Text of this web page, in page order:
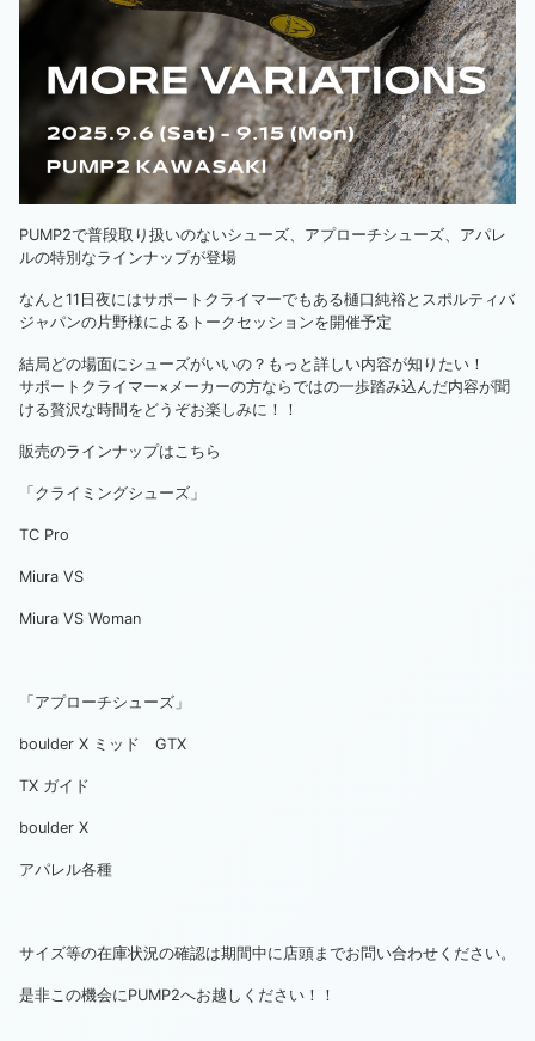
PUMP2で普段取り扱いのないシューズ、アプローチシューズ、アパレ
ルの特別なラインナップが登場
なんと11日夜にはサポートクライマーでもある樋口純裕とスポルティバ
ジャパンの片野様によるトークセッションを開催予定
結局どの場面にシューズがいいの？もっと詳しい内容が知りたい！
サポートクライマー×メーカーの方ならではの一歩踏み込んだ内容が聞
ける贅沢な時間をどうぞお楽しみに！！
販売のラインナップはこちら
「クライミングシューズ」
TC Pro
Miura VS
Miura VS Woman
「アプローチシューズ」
boulder X ミッド GTX
TX ガイド
boulder X
アパレル各種
サイズ等の在庫状況の確認は期間中に店頭までお問い合わせください。
是非この機会にPUMP2へお越しください！！